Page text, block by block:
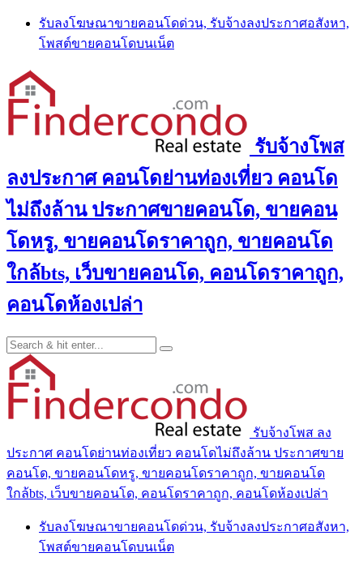
Skip
content
รับลงโฆษณาขายคอนโดด่วน, รับจ้างลงประกาศอสังหา,
โพสต์ขายคอนโดบนเน็ต
รับจ้างโพส
ลงประกาศ คอนโดย่านท่องเที่ยว คอนโด
ไม่ถึงล้าน ประกาศขายคอนโด, ขายคอน
โดหรู, ขายคอนโดราคาถูก, ขายคอนโด
ใกล้bts, เว็บขายคอนโด, คอนโดราคาถูก,
คอนโดห้องเปล่า
รับจ้างโพส ลง
ประกาศ คอนโดย่านท่องเที่ยว คอนโดไม่ถึงล้าน ประกาศขาย
คอนโด, ขายคอนโดหรู, ขายคอนโดราคาถูก, ขายคอนโด
ใกล้bts, เว็บขายคอนโด, คอนโดราคาถูก, คอนโดห้องเปล่า
รับลงโฆษณาขายคอนโดด่วน, รับจ้างลงประกาศอสังหา,
โพสต์ขายคอนโดบนเน็ต